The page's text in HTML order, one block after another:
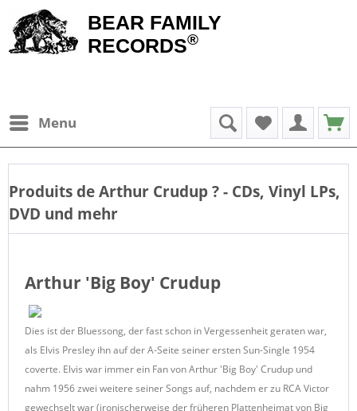
BEAR FAMILY
RECORDS®
Menu
Produits deArthur Crudup? - CDs, Vinyl LPs,
DVD und mehr
Arthur 'Big Boy' Crudup
Dies ist der Bluessong, der fast schon in Vergessenheit geraten war,
als Elvis Presley ihn auf der A-Seite seiner ersten Sun-Single 1954
coverte. Elvis war immer ein Fan von Arthur 'Big Boy' Crudup und
nahm 1956 zwei weitere seiner Songs auf, nachdem er zu RCA Victor
gewechselt war (ironischerweise der früheren Plattenheimat von Big